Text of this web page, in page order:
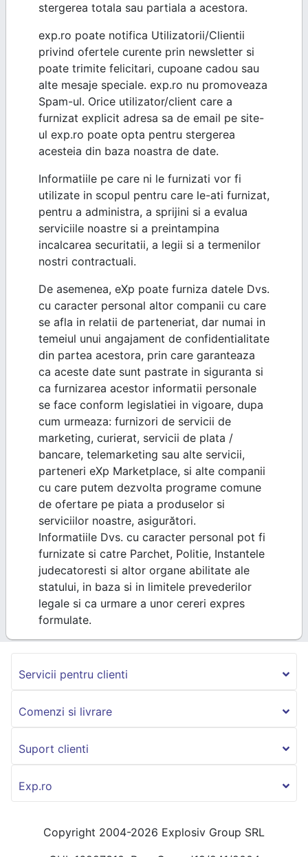
stergerea totala sau partiala a acestora.
exp.ro poate notifica Utilizatorii/Clientii
privind ofertele curente prin newsletter si
poate trimite felicitari, cupoane cadou sau
alte mesaje speciale. exp.ro nu promoveaza
Spam-ul. Orice utilizator/client care a
furnizat explicit adresa sa de email pe site-
ul exp.ro poate opta pentru stergerea
acesteia din baza noastra de date.
Informatiile pe care ni le furnizati vor fi
utilizate in scopul pentru care le-ati furnizat,
pentru a administra, a sprijini si a evalua
serviciile noastre si a preintampina
incalcarea securitatii, a legii si a termenilor
nostri contractuali.
De asemenea, eXp poate furniza datele Dvs.
cu caracter personal altor companii cu care
se afla in relatii de parteneriat, dar numai in
temeiul unui angajament de confidentialitate
din partea acestora, prin care garanteaza
ca aceste date sunt pastrate in siguranta si
ca furnizarea acestor informatii personale
se face conform legislatiei in vigoare, dupa
cum urmeaza: furnizori de servicii de
marketing, curierat, servicii de plata /
bancare, telemarketing sau alte servicii,
parteneri eXp Marketplace, si alte companii
cu care putem dezvolta programe comune
de ofertare pe piata a produselor si
serviciilor noastre, asigurători.
Informatiile Dvs. cu caracter personal pot fi
furnizate si catre Parchet, Politie, Instantele
judecatoresti si altor organe abilitate ale
statului, in baza si in limitele prevederilor
legale si ca urmare a unor cereri expres
formulate.
Servicii pentru clienti
Comenzi si livrare
Suport clienti
Exp.ro
Copyright 2004-2026 Explosiv Group SRL